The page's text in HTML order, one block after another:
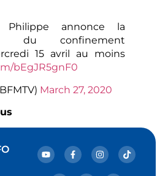
Philippe annonce la
du confinement
15 avril au moins
bEgJR5gnF0
March 27, 2020